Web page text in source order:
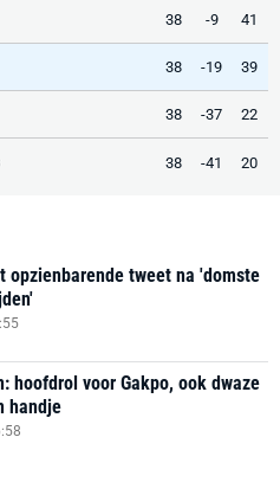
38 -9 41
38 -19 39
38 -37 22
38 -41 20
opzienbarende tweet na 'domste
hoofdrol voor Gakpo, ook dwaze
handje